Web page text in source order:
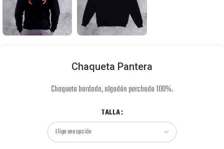
Chaqueta Pantera
Chaqueta bordada, algodón perchado 100%.
TALLA